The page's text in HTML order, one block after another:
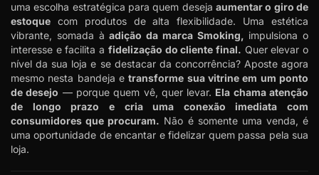
uma escolha estratégica para quem deseja aumentar o giro de
estoque com produtos de alta flexibilidade. Uma estética
vibrante, somada àadição da marca Smoking, impulsiona o
interesse e facilita a fidelização do cliente final. Quer elevar o
nível da sua loja e se destacar da concorrência? Aposte agora
mesmo nesta bandeja etransforme sua vitrine em um ponto
de desejo — porque quem vê, quer levar. Ela chama atenção
de longo prazo e cria uma conexão imediata com
consumidores que procuram. Não é somente uma venda, é
uma oportunidade de encantar e fidelizar quem passa pela sua
loja.